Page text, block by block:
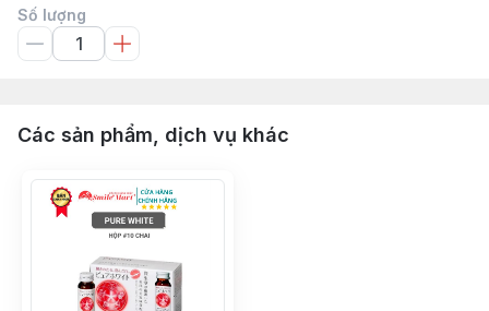
Số lượng
Các sản phẩm, dịch vụ khác